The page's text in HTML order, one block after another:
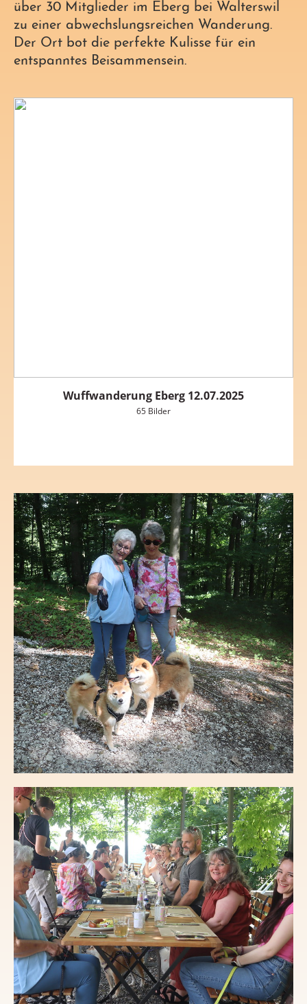
über 30 Mitglieder im Eberg bei Walterswil
zu einer abwechslungsreichen Wanderung.
Der Ort bot die perfekte Kulisse für ein
entspanntes Beisammensein.
Wuffwanderung Eberg 12.07.2025
65 Bilder